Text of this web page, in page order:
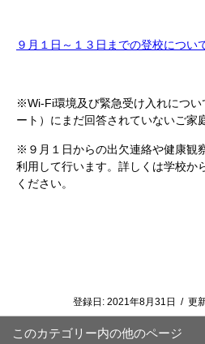
９月１日～１３日までの登校につい
※Wi-Fi環境及び緊急受け入れについ
ート）にまだ回答されていないご家
※９月１日からの出欠連絡や健康観
利用して行います。詳しくは学校か
ください。
登録日: 2021年8月31日 / 更
このカテゴリー内の他のページ